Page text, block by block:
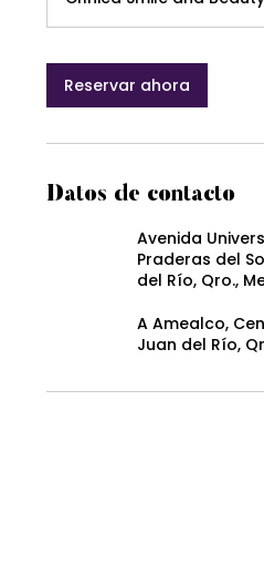
Reservar ahora
Datos de contacto
Avenida
Praderas del
del Río, Qro.,
A Amealco,
Juan del Río,